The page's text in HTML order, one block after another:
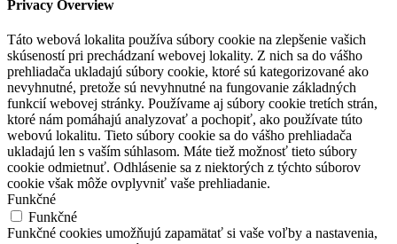
Privacy Overview
Táto webová lokalita používa súbory cookie na zlepšenie vašich
skúseností pri prechádzaní webovej lokality. Z nich sa do vášho
prehliadača ukladajú súbory cookie, ktoré sú kategorizované ako
nevyhnutné, pretože sú nevyhnutné na fungovanie základných
funkcií webovej stránky. Používame aj súbory cookie tretích strán,
ktoré nám pomáhajú analyzovať a pochopiť, ako používate túto
webovú lokalitu. Tieto súbory cookie sa do vášho prehliadača
ukladajú len s vaším súhlasom. Máte tiež možnosť tieto súbory
cookie odmietnuť. Odhlásenie sa z niektorých z týchto súborov
cookie však môže ovplyvniť vaše prehliadanie.
Funkčné
Funkčné
Funkčné cookies umožňujú zapamätať si vaše voľby a nastavenia,